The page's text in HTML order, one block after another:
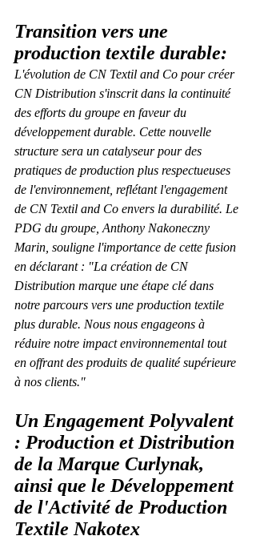
Transition vers une
production textile durable:
L'évolution de CN Textil and Co pour créer
CN Distribution s'inscrit dans la continuité
des efforts du groupe en faveur du
développement durable. Cette nouvelle
structure sera un catalyseur pour des
pratiques de production plus respectueuses
de l'environnement, reflétant l'engagement
de CN Textil and Co envers la durabilité. Le
PDG du groupe, Anthony Nakoneczny
Marin, souligne l'importance de cette fusion
en déclarant : "La création de CN
Distribution marque une étape clé dans
notre parcours vers une production textile
plus durable. Nous nous engageons à
réduire notre impact environnemental tout
en offrant des produits de qualité supérieure
à nos clients."
Un Engagement Polyvalent
: Production et Distribution
de la Marque Curlynak,
ainsi que le Développement
de l'Activité de Production
Textile Nakotex